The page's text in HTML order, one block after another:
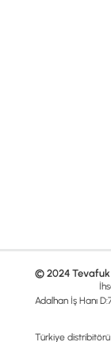
© 2024 Tevafuk
Adalhan İş Hanı
Türkiye distribitörü